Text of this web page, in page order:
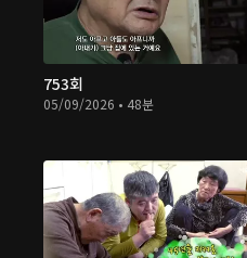
753회
05/09/2026 • 48분